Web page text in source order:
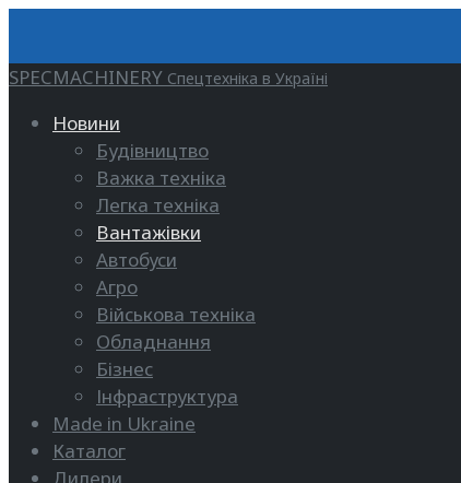
SPECMACHINERY Спецтехніка в Україні
Новини
Будівництво
Важка техніка
Легка техніка
Вантажівки
Автобуси
Агро
Військова техніка
Обладнання
Бізнес
Інфраструктура
Made in Ukraine
Каталог